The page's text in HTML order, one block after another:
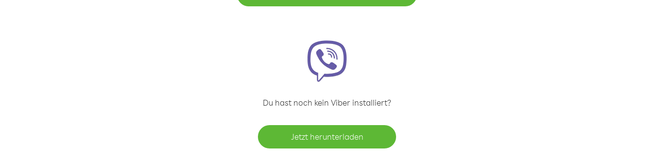
Du hast noch kein Viber installiert?
Jetzt herunterladen